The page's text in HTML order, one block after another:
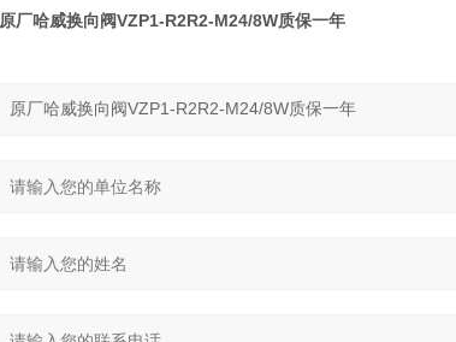
原厂哈威换向阀VZP1-R2R2-M24/8W质保一年